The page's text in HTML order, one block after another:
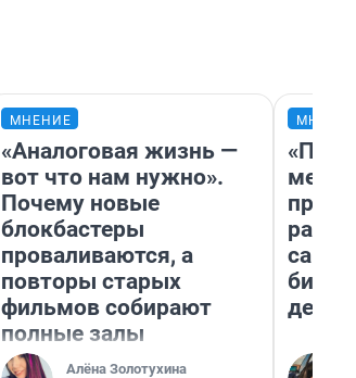
МНЕНИЕ
«Аналоговая жизнь —
вот что нам нужно».
Почему новые
блокбастеры
проваливаются, а
повторы старых
фильмов собирают
полные залы
Алёна Золотухина